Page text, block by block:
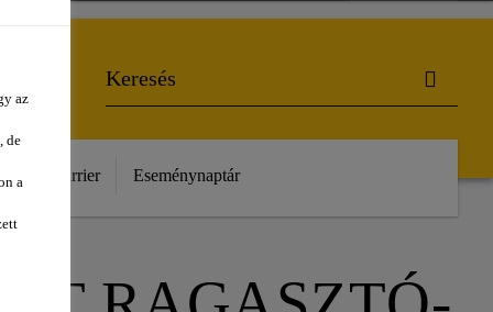
Karrier Eseménynaptár
az
de
a